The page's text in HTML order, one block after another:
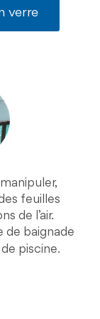
verre
feuilles
de l’air.
de baignade
piscine.